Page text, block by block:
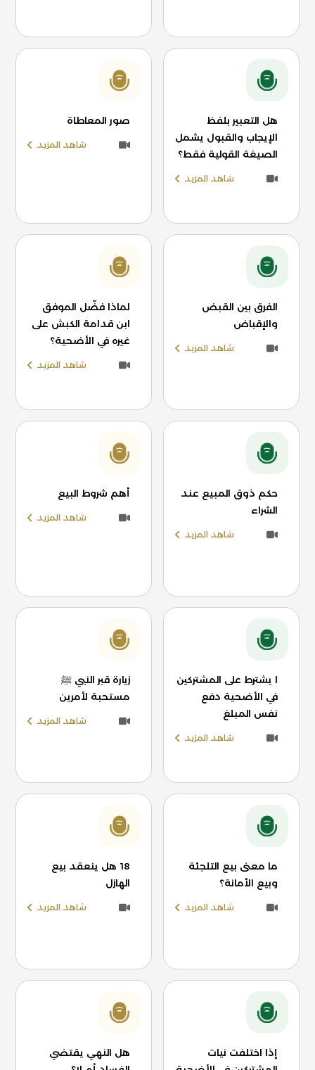
هل التعبير بلفظ
الإيجاب والقبول يشمل
الصيغة القولية فقط؟
شاهد المزيد
صور المعاطاة
شاهد المزيد
الفرق بين القبض
والإقباض
شاهد المزيد
لماذا فضّل الموفق
ابن قدامة الكبش على
غيره في الأضحية؟
شاهد المزيد
حكم ذوق المبيع عند
الشراء
شاهد المزيد
أهم شروط البيع
شاهد المزيد
ا يشترط على المشتركين
في الأضحية دفع
نفس المبلغ
شاهد المزيد
زيارة قبر النبي ﷺ
مستحبة لأمرين
شاهد المزيد
ما معنى بيع التلجئة
وبيع الأمانة؟
شاهد المزيد
18 هل ينعقد بيع
الهازل
شاهد المزيد
إذا اختلفت نيات
هل النهي يقتضي